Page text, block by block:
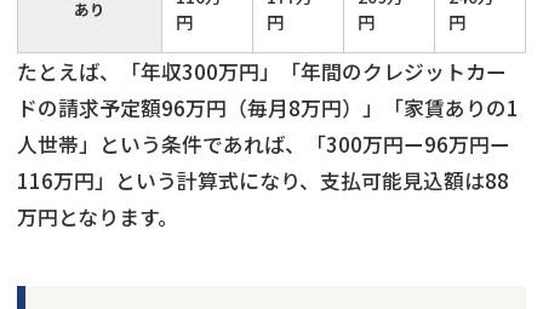
あり
円
円
円
円
たとえば、「年収300万円」「年間のクレジットカー
ドの請求予定額96万円（毎月8万円）」「家賃ありの1
人世帯」という条件であれば、「300万円ー96万円ー
116万円」という計算式になり、支払可能見込額は88
万円となります。